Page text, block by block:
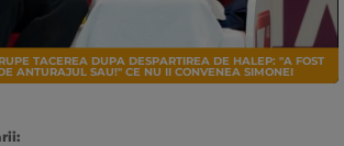
TACEREA DUPA DESPARTIREA DE HALEP: "A FOST
ANTURAJUL SAU!" CE NU II CONVENEA SIMONEI